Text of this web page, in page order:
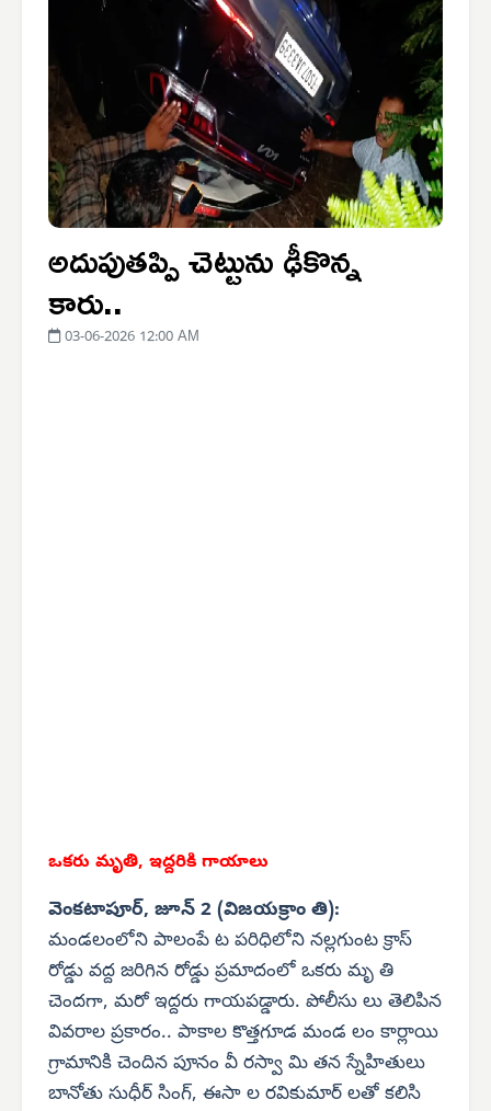
అదుపుతప్పి చెట్టును ఢీకొన్న
కారు..
03-06-2026 12:00 AM
ఒకరు మృతి, ఇద్దరికి గాయాలు
వెంకటాపూర్, జూన్ 2 (విజయక్రాం తి):
మండలంలోని పాలంపే ట పరిధిలోని నల్లగుంట క్రాస్
రోడ్డు వద్ద జరిగిన రోడ్డు ప్రమాదంలో ఒకరు మృ తి
చెందగా, మరో ఇద్దరు గాయపడ్డారు. పోలీసు లు తెలిపిన
వివరాల ప్రకారం.. పాకాల కొత్తగూడ మండ లం కార్లాయి
గ్రామానికి చెందిన పూనం వీ రస్వా మి తన స్నేహితులు
బానోతు సుధీర్ సింగ్, ఈసా ల రవికుమార్ లతో కలిసి